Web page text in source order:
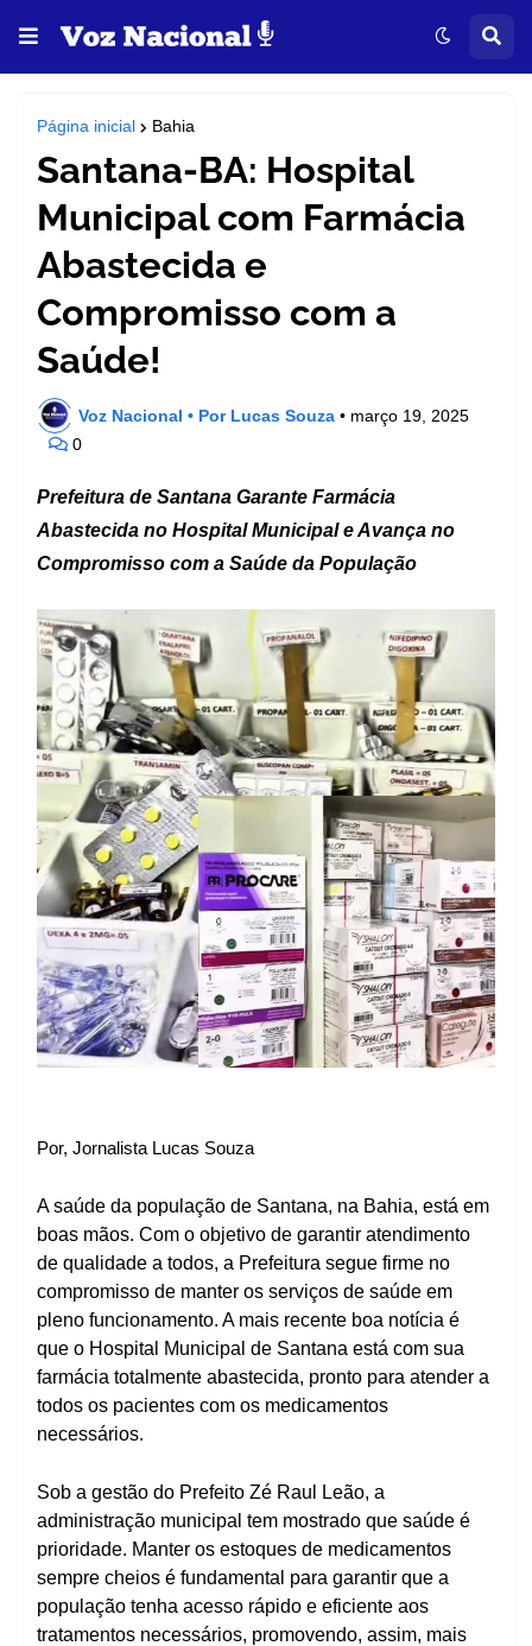
Página inicial Bahia
Santana-BA: Hospital
Municipal com Farmácia
Abastecida e
Compromisso com a
Saúde!
Voz Nacional • Por Lucas Souza • março 19, 2025
0
Prefeitura de Santana Garante Farmácia
Abastecida no Hospital Municipal e Avança no
Compromisso com a Saúde da População
Por, Jornalista Lucas Souza
A saúde da população de Santana, na Bahia, está em
boas mãos. Com o objetivo de garantir atendimento
de qualidade a todos, a Prefeitura segue firme no
compromisso de manter os serviços de saúde em
pleno funcionamento. A mais recente boa notícia é
que o Hospital Municipal de Santana está com sua
farmácia totalmente abastecida, pronto para atender a
todos os pacientes com os medicamentos
necessários.
Sob a gestão do Prefeito Zé Raul Leão, a
administração municipal tem mostrado que saúde é
prioridade. Manter os estoques de medicamentos
sempre cheios é fundamental para garantir que a
população tenha acesso rápido e eficiente aos
tratamentos necessários, promovendo, assim, mais